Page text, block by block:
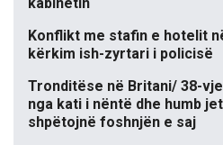
Konflikt me stafin e hotelit
kërkim ish-zyrtari i policisë
Tronditëse në Britani/ 38-
nga kati i nëntë dhe humb
shpëtojnë foshnjën e saj